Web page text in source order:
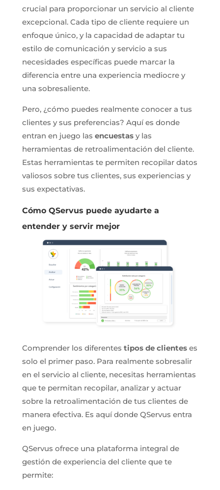
crucial para proporcionar un servicio al cliente
excepcional. Cada tipo de cliente requiere un
enfoque único, y la capacidad de adaptar tu
estilo de comunicación y servicio a sus
necesidades específicas puede marcar la
diferencia entre una experiencia mediocre y
una sobresaliente.
Pero, ¿cómo puedes realmente conocer a tus
clientes y sus preferencias? Aquí es donde
entran en juego las encuestasy las
herramientas de retroalimentación del cliente.
Estas herramientas te permiten recopilar datos
valiosos sobre tus clientes, sus experiencias y
sus expectativas.
Cómo QServus puede ayudarte a
entender y servir mejor
Comprender los diferentes tipos de clienteses
solo el primer paso. Para realmente sobresalir
en el servicio al cliente, necesitas herramientas
que te permitan recopilar, analizar y actuar
sobre la retroalimentación de tus clientes de
manera efectiva. Es aquí donde QServus entra
en juego.
QServus ofrece una plataforma integral de
gestión de experiencia del cliente que te
permite: